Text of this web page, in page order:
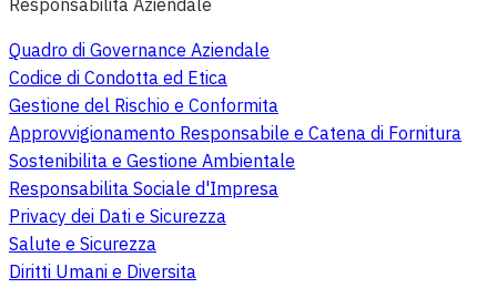
Responsabilita Aziendale
Quadro di Governance Aziendale
Codice di Condotta ed Etica
Gestione del Rischio e Conformita
Approvvigionamento Responsabile e Catena di Fornitura
Sostenibilita e Gestione Ambientale
Responsabilita Sociale d'Impresa
Privacy dei Dati e Sicurezza
Salute e Sicurezza
Diritti Umani e Diversita